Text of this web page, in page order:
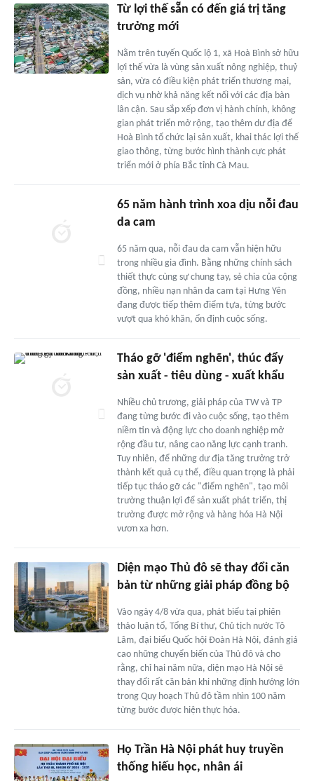
Từ lợi thế sẵn có đến giá trị tăng
trưởng mới
Nằm trên tuyến Quốc lộ 1, xã Hoà Bình sở hữu
lợi thế vừa là vùng sản xuất nông nghiệp, thuỷ
sản, vừa có điều kiện phát triển thương mại,
dịch vụ nhờ khả năng kết nối với các địa bàn
lân cận. Sau sắp xếp đơn vị hành chính, không
gian phát triển mở rộng, tạo thêm dư địa để
Hoà Bình tổ chức lại sản xuất, khai thác lợi thế
giao thông, từng bước hình thành cực phát
triển mới ở phía Bắc tỉnh Cà Mau.
65 năm hành trình xoa dịu nỗi đau
da cam
65 năm qua, nỗi đau da cam vẫn hiện hữu
trong nhiều gia đình. Bằng những chính sách
thiết thực cùng sự chung tay, sẻ chia của cộng
đồng, nhiều nạn nhân da cam tại Hưng Yên
đang được tiếp thêm điểm tựa, từng bước
vượt qua khó khăn, ổn định cuộc sống.
Tháo gỡ 'điểm nghẽn', thúc đẩy
sản xuất - tiêu dùng - xuất khẩu
Nhiều chủ trương, giải pháp của TW và TP
đang từng bước đi vào cuộc sống, tạo thêm
niềm tin và động lực cho doanh nghiệp mở
rộng đầu tư, nâng cao năng lực cạnh tranh.
Tuy nhiên, để những dư địa tăng trưởng trở
thành kết quả cụ thể, điều quan trọng là phải
tiếp tục tháo gỡ các "điểm nghẽn", tạo môi
trường thuận lợi để sản xuất phát triển, thị
trường được mở rộng và hàng hóa Hà Nội
vươn xa hơn.
Diện mạo Thủ đô sẽ thay đổi căn
bản từ những giải pháp đồng bộ
Vào ngày 4/8 vừa qua, phát biểu tại phiên
thảo luận tổ, Tổng Bí thư, Chủ tịch nước Tô
Lâm, đại biểu Quốc hội Đoàn Hà Nội, đánh giá
cao những chuyển biến của Thủ đô và cho
rằng, chỉ hai năm nữa, diện mạo Hà Nội sẽ
thay đổi rất căn bản khi những định hướng lớn
trong Quy hoạch Thủ đô tầm nhìn 100 năm
từng bước được hiện thực hóa.
Họ Trần Hà Nội phát huy truyền
thống hiếu học, nhân ái